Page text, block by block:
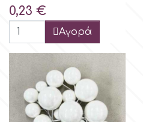
Τιμή
0,23 €
Αγορά